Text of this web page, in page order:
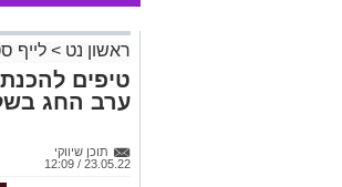
ראשון נט > לייף
טיפים
ערב החג
תוכן שיווקי
23.05.22 / 12:09